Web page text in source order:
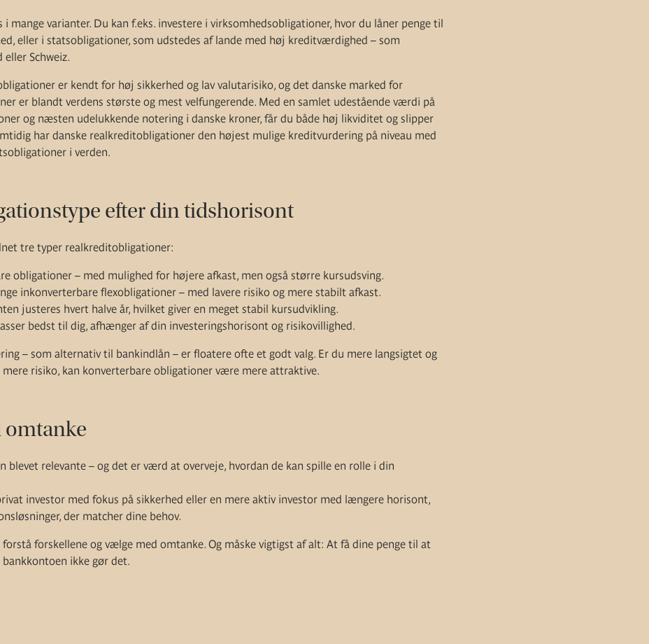
mange varianter. Du kan f.eks. investere i virksomhedsobligationer, hvor du låner penge til
eller i statsobligationer, som udstedes af lande med høj kreditværdighed – som
eller Schweiz.
er kendt for høj sikkerhed og lav valutarisiko, og det danske marked for
er blandt verdens største og mest velfungerende. Med en samlet udestående værdi på
og næsten udelukkende notering i danske kroner, får du både høj likviditet og slipper
har danske realkreditobligationer den højest mulige kreditvurdering på niveau med
i verden.
efter din tidshorisont
tre typer realkreditobligationer:
obligationer – med mulighed for højere afkast, men også større kursudsving.
inkonverterbare flexobligationer – med lavere risiko og mere stabilt afkast.
justeres hvert halve år, hvilket giver en meget stabil kursudvikling.
bedst til dig, afhænger af din investeringshorisont og risikovillighed.
– som alternativ til bankindlån – er floatere ofte et godt valg. Er du mere langsigtet og
risiko, kan konverterbare obligationer være mere attraktive.
blevet relevante – og det er værd at overveje, hvordan de kan spille en rolle i din
investor med fokus på sikkerhed eller en mere aktiv investor med længere horisont,
der matcher dine behov.
forskellene og vælge med omtanke. Og måske vigtigst af alt: At få dine penge til at
bankkontoen ikke gør det.